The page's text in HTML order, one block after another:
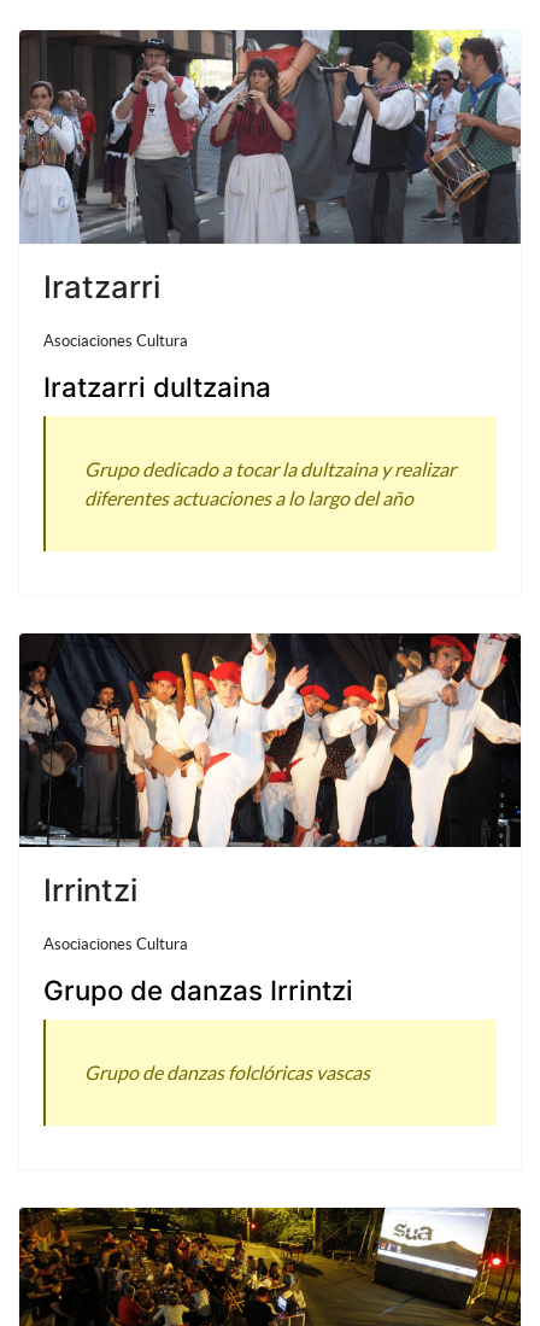
Iratzarri
Asociaciones Cultura
Iratzarri dultzaina
Grupo dedicado a tocar la dultzaina y realizar
diferentes actuaciones a lo largo del año
Irrintzi
Asociaciones Cultura
Grupo de danzas Irrintzi
Grupo de danzas folclóricas vascas